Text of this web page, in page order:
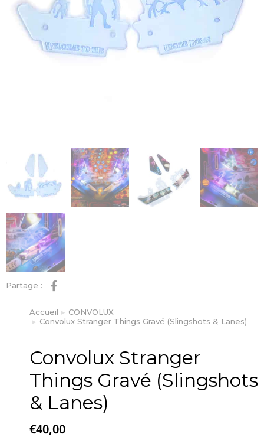
Partage :
Vous êtes ici :
Accueil
CONVOLUX
Convolux Stranger Things Gravé (Slingshots & Lanes)
Convolux Stranger
Things Gravé (Slingshots
& Lanes)
€40,00